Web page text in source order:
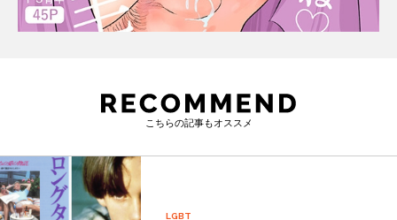
こちらの記事もオススメ
LGBT